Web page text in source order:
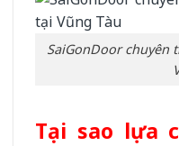
SaiGonDoor chuyên
Tại sao lựa